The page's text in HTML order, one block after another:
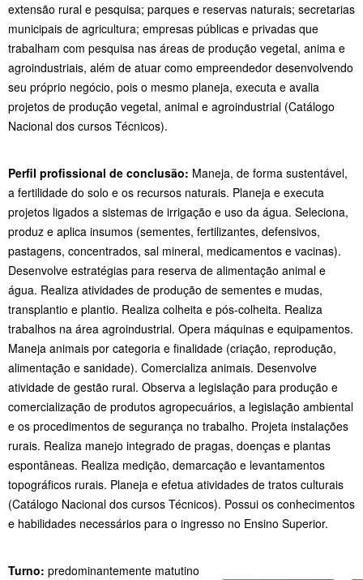
extensão rural e pesquisa; parques e reservas naturais; secretarias
municipais de agricultura; empresas públicas e privadas que
trabalham com pesquisa nas áreas de produção vegetal, anima e
agroindustriais, além de atuar como empreendedor desenvolvendo
seu próprio negócio, pois o mesmo planeja, executa e avalia
projetos de produção vegetal, animal e agroindustrial (Catálogo
Nacional dos cursos Técnicos).
Perfil profissional de conclusão: Maneja, de forma sustentável,
a fertilidade do solo e os recursos naturais. Planeja e executa
projetos ligados a sistemas de irrigação e uso da água. Seleciona,
produz e aplica insumos (sementes, fertilizantes, defensivos,
pastagens, concentrados, sal mineral, medicamentos e vacinas).
Desenvolve estratégias para reserva de alimentação animal e
água. Realiza atividades de produção de sementes e mudas,
transplantio e plantio. Realiza colheita e pós-colheita. Realiza
trabalhos na área agroindustrial. Opera máquinas e equipamentos.
Maneja animais por categoria e finalidade (criação, reprodução,
alimentação e sanidade). Comercializa animais. Desenvolve
atividade de gestão rural. Observa a legislação para produção e
comercialização de produtos agropecuários, a legislação ambiental
e os procedimentos de segurança no trabalho. Projeta instalações
rurais. Realiza manejo integrado de pragas, doenças e plantas
espontâneas. Realiza medição, demarcação e levantamentos
topográficos rurais. Planeja e efetua atividades de tratos culturais
(Catálogo Nacional dos cursos Técnicos). Possui os conhecimentos
e habilidades necessários para o ingresso no Ensino Superior.
Turno: predominantemente matutino